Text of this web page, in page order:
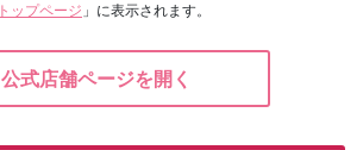
トップページ 」に表示されます。
公式店舗ページを開く